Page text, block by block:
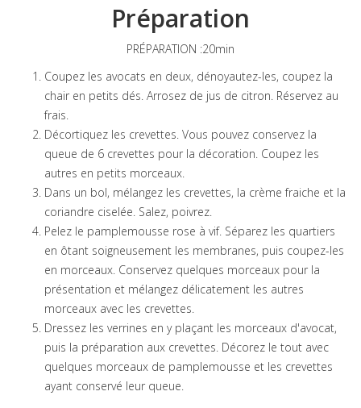
Préparation
PRÉPARATION :20min
Coupez les avocats en deux, dénoyautez-les, coupez la
chair en petits dés. Arrosez de jus de citron. Réservez au
frais.
Décortiquez les crevettes. Vous pouvez conservez la
queue de 6 crevettes pour la décoration. Coupez les
autres en petits morceaux.
Dans un bol, mélangez les crevettes, la crème fraiche et la
coriandre ciselée. Salez, poivrez.
Pelez le pamplemousse rose à vif. Séparez les quartiers
en ôtant soigneusement les membranes, puis coupez-les
en morceaux. Conservez quelques morceaux pour la
présentation et mélangez délicatement les autres
morceaux avec les crevettes.
Dressez les verrines en y plaçant les morceaux d'avocat,
puis la préparation aux crevettes. Décorez le tout avec
quelques morceaux de pamplemousse et les crevettes
ayant conservé leur queue.